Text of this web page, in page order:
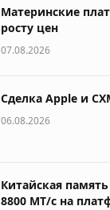
Материнские
росту цен
07.08.2026
Сделка Apple и
06.08.2026
Китайская
8800 МТ/с на